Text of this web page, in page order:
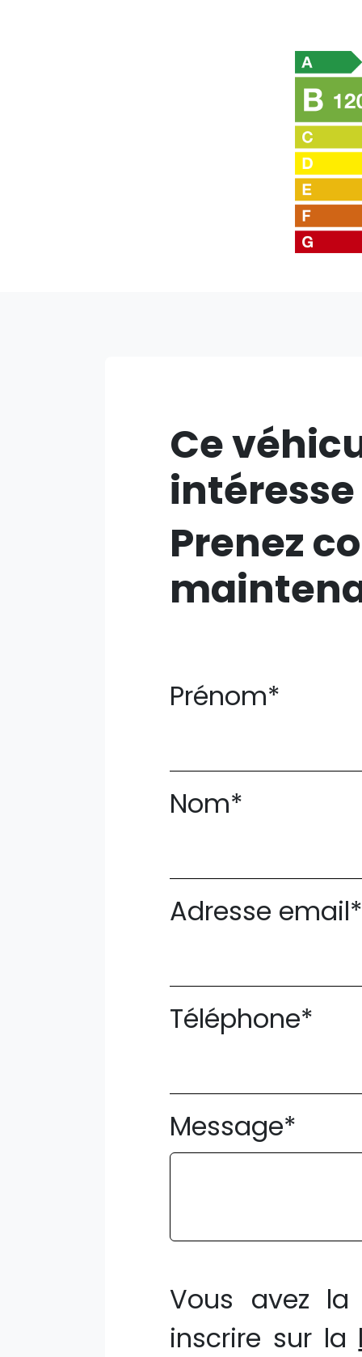
Ce
intéresse
Prenez
Prénom*
Nom*
Adresse email*
Téléphone*
Message*
Vous avez
inscrire sur la